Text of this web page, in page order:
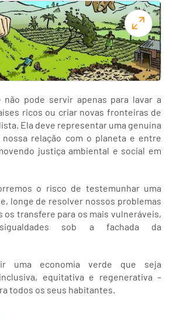
não pode servir apenas para lavar a
ricos ou criar novas fronteiras de
Ela deve representar uma genuína
nossa relação com o planeta e entre
justiça ambiental e social em
o risco de testemunhar uma
longe de resolver nossos problemas
os transfere para os mais vulneráveis,
sob a fachada da
uma economia verde que seja
equitativa e regenerativa –
todos os seus habitantes.